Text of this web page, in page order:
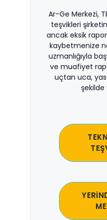
Ar-Ge Merkezi,
teşvikleri
ancak eksik
kaybetmenize
uzmanlığıyla
ve muafiyet
uçtan uca,